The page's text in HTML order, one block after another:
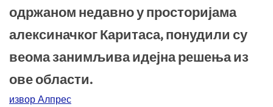
одржаном недавно у просторијама
алексиначког Каритаса, понудили су
веома занимљива идејна решења из
ове области.
извор Алпрес